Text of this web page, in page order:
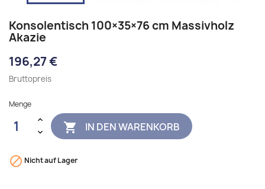
Konsolentisch 100×35×76 cm Massivholz
Akazie
196,27 €
Bruttopreis
Menge
 IN DEN WARENKORB
 Nicht auf Lager